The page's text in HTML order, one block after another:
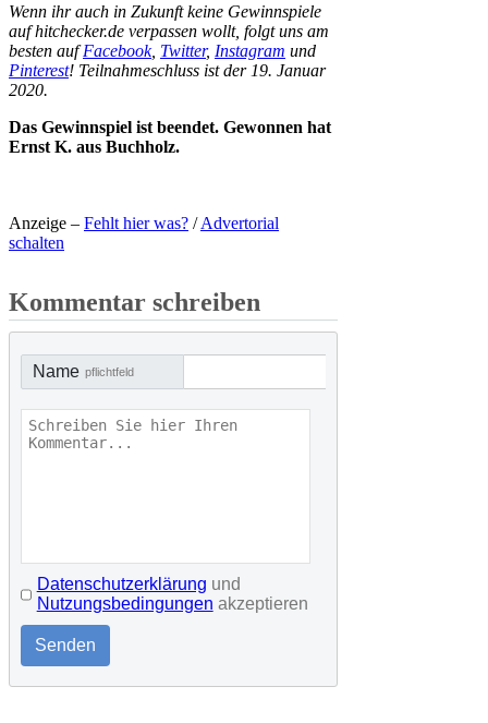
Wenn ihr auch in Zukunft keine Gewinnspiele
auf hitchecker.de verpassen wollt, folgt uns am
besten aufFacebook, Twitter, Instagram und
Pinterest! Teilnahmeschluss ist der 19. Januar
2020.
Das Gewinnspiel ist beendet. Gewonnen hat
Ernst K. aus Buchholz.
Anzeige – Fehlt hier was? /Advertorial
schalten
Kommentar schreiben
Name pflichtfeld
Datenschutzerklärung und
Nutzungsbedingungen akzeptieren
Senden